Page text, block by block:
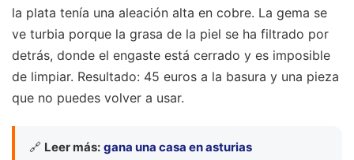
la plata tenía una aleación alta en cobre. La gema se
ve turbia porque la grasa de la piel se ha filtrado por
detrás, donde el engaste está cerrado y es imposible
de limpiar. Resultado: 45 euros a la basura y una pieza
que no puedes volver a usar.
🔗 Leer más: gana una casa en asturias